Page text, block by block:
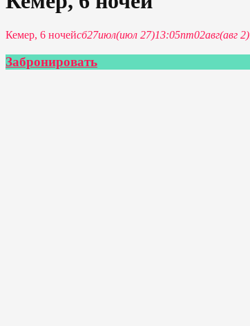
Кемер, 6 ночейсб27июл(июл 27)13:05пт02авг(авг 2)
Забронировать